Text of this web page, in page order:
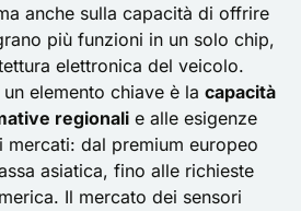
anche sulla capacità di offrire
più funzioni in un solo chip,
elettronica del veicolo.
elemento chiave è la capacità
regionali e alle esigenze
dal premium europeo
asiatica, fino alle richieste
Il mercato dei sensori